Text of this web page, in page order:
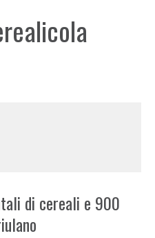
di cereali e 900